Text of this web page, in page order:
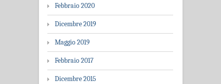
Febbraio 2020
Dicembre 2019
Maggio 2019
Febbraio 2017
Dicembre 2015